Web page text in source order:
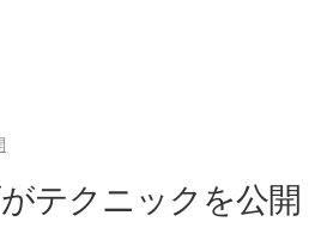
テクニックを公開